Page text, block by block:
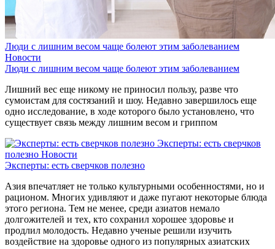
Люди с лишним весом чаще болеют этим заболеванием
Новости
Люди с лишним весом чаще болеют этим заболеванием
Лишний вес еще никому не приносил пользу, разве что
сумоистам для состязаний и шоу. Недавно завершилось еще
одно исследование, в ходе которого было установлено, что
существует связь между лишним весом и гриппом
Эксперты: есть сверчков
полезно Новости
Эксперты: есть сверчков полезно
Азия впечатляет не только культурными особенностями, но и
рационом. Многих удивляют и даже пугают некоторые блюда
этого региона. Тем не менее, среди азиатов немало
долгожителей и тех, кто сохранил хорошее здоровье и
продлил молодость. Недавно ученые решили изучить
воздействие на здоровье одного из популярных азиатских